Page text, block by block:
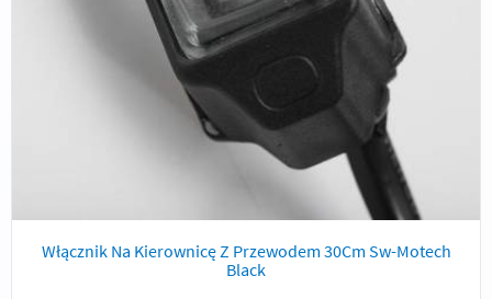
Włącznik Na Kierownicę Z Przewodem 30Cm Sw-Motech
Black